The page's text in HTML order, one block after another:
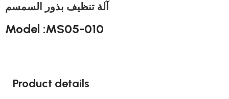
آلة تنظيف بذور السمسم
Model :MS05-010
Product details